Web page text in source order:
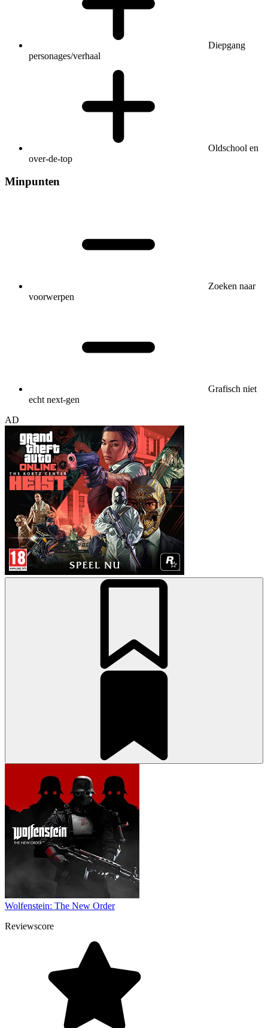
Diepgang
personages/verhaal
Oldschool en
over-de-top
Minpunten
Zoeken naar
voorwerpen
Grafisch niet
echt next-gen
AD
Wolfenstein: The New Order
Reviewscore